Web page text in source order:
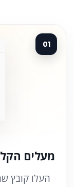
01
מעלים
העלו קובץ